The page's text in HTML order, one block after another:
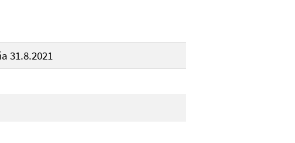
31.8.2021